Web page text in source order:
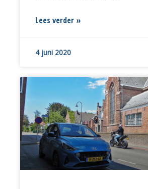
Lees verder »
4 juni 2020